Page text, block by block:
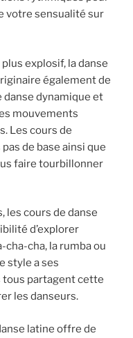
votre sensualité sur
explosif, la danse
également de
danse dynamique et
mouvements
Les cours de
de base ainsi que
faire tourbillonner
les cours de danse
d’explorer
cha-cha, la rumba ou
style a ses
tous partagent cette
les danseurs.
latine offre de